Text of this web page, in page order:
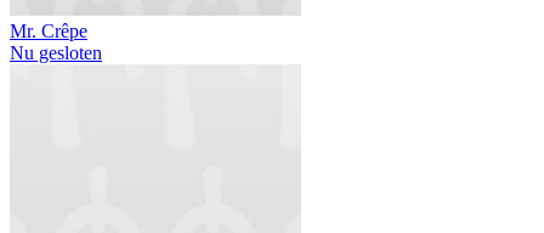
Mr. Crêpe
Nu gesloten